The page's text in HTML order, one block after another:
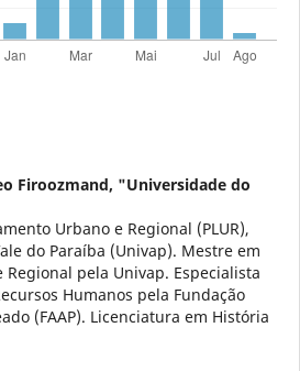
Firoozmand, "Universidade do
Urbano e Regional (PLUR),
do Paraíba (Univap). Mestre em
pela Univap. Especialista
Humanos pela Fundação
(FAAP). Licenciatura em História